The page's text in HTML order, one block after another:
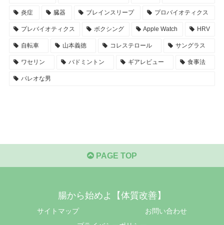
炎症 臓器 ブレインスリープ プロバイオティクス
プレバイオティクス ボクシング Apple Watch HRV
自転車 山本義徳 コレステロール サングラス
ワセリン バドミントン ギアレビュー 食事法
パレオな男
PAGE TOP
腸から始めよ【体質改善】
サイトマップ
お問い合わせ